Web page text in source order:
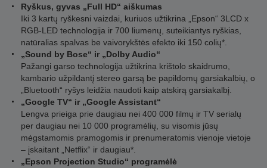
Ryškus, gyvas „Full HD“ aiškumas
Iki 3 kartų ryškesni vaizdai, kuriuos užtikrina „Epson“ 3LCD x
RGB-LED technologija ir 700 liumenų, suteikiantys ryškias,
natūralias spalvas be vaivorykštės efekto iki 150 colių*.
„Sound by Bose“ ir „Dolby Audio“
Pažangi garso technologija užtikrina krištolo skaidrumo,
kambario užpildantį stereo garsą be papildomų garsiakalbių, o
„Bluetooth“ ryšys leidžia naudoti kaip atskirą garsiakalbį.
„Google TV“ ir „Google Assistant“
Lengva prieiga prie daugiau nei 400 000 filmų ir TV serialų
per daugiau nei 10 000 programėlių, su visomis jūsų
mėgstamomis pramogomis ir prenumeratomis vienoje vietoje
– įskaitant „Netflix“ ir daugiau*.
„Epson Projection Studio“ programėlė